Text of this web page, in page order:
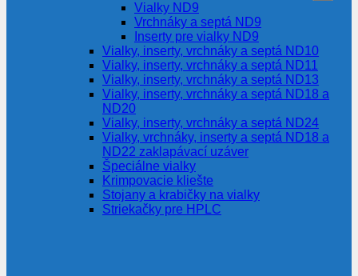
Vialky ND9
Vrchnáky a septá ND9
Inserty pre vialky ND9
Vialky, inserty, vrchnáky a septá ND10
Vialky, inserty, vrchnáky a septá ND11
Vialky, inserty, vrchnáky a septá ND13
Vialky, inserty, vrchnáky a septá ND18 a
ND20
Vialky, inserty, vrchnáky a septá ND24
Vialky, vrchnáky, inserty a septá ND18 a
ND22 zaklapávací uzáver
Špeciálne vialky
Krimpovacie kliešte
Stojany a krabičky na vialky
Striekačky pre HPLC